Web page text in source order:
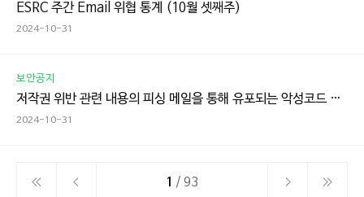
ESRC 주간 Email 위협 통계 (10월 셋째주)
2024-10-31
보안공지
저작권 위반 관련 내용의 피싱 메일을 통해 유포되는 악성코드 주의!
2024-10-31
1 / 93